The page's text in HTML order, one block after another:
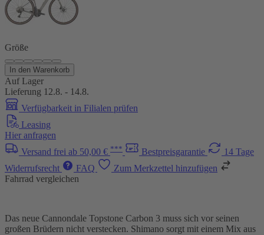
Größe
In den Warenkorb
Auf Lager
Lieferung 12.8. - 14.8.
Verfügbarkeit in Filialen prüfen
Leasing
Hier anfragen
Versand frei ab 50,00 € *** Bestpreisgarantie
14 Tage
Widerrufsrecht
FAQ
Zum Merkzettel hinzufügen
Fahrrad vergleichen
Das neue Cannondale Topstone Carbon 3 muss sich vor seinen
großen Brüdern nicht verstecken. Shimano sorgt mit einem Mix aus